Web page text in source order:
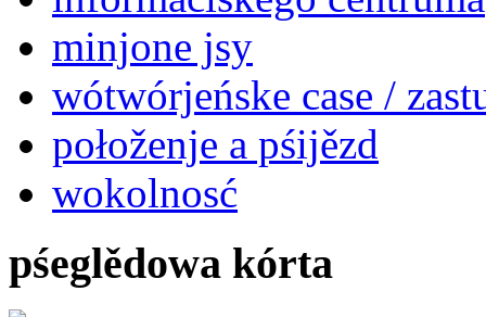
minjone jsy
wótwórjeńske case /
połoženje a pśijězd
wokolnosć
pśeglědowa kórta